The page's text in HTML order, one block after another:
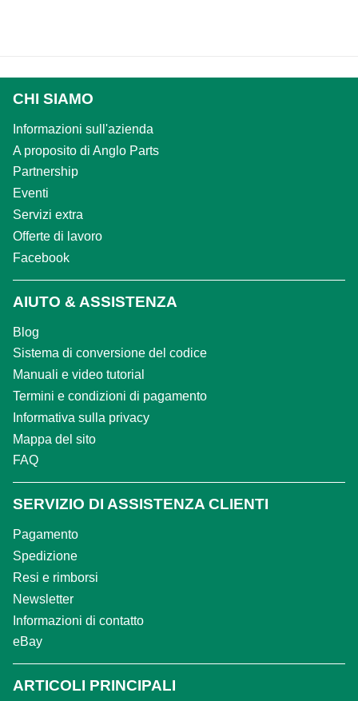
CHI SIAMO
Informazioni sull'azienda
A proposito di Anglo Parts
Partnership
Eventi
Servizi extra
Offerte di lavoro
Facebook
AIUTO & ASSISTENZA
Blog
Sistema di conversione del codice
Manuali e video tutorial
Termini e condizioni di pagamento
Informativa sulla privacy
Mappa del sito
FAQ
SERVIZIO DI ASSISTENZA CLIENTI
Pagamento
Spedizione
Resi e rimborsi
Newsletter
Informazioni di contatto
eBay
ARTICOLI PRINCIPALI